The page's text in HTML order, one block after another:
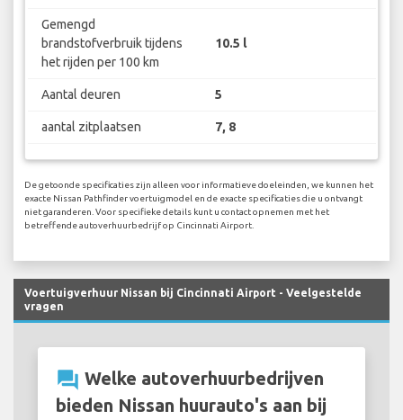
Gemengd
brandstofverbruik tijdens
het rijden per 100 km
10.5 l
Aantal deuren 5
aantal zitplaatsen 7, 8
De getoonde specificaties zijn alleen voor informatieve doeleinden, we kunnen het
exacte Nissan Pathfinder voertuigmodel en de exacte specificaties die u ontvangt
niet garanderen. Voor specifieke details kunt u contact opnemen met het
betreffende autoverhuurbedrijf op Cincinnati Airport.
Voertuigverhuur Nissan bij Cincinnati Airport - Veelgestelde
vragen
question_answer Welke autoverhuurbedrijven
bieden Nissan huurauto's aan bij